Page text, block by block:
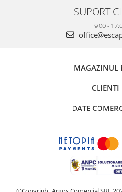
SUPORT
9:00 -
MAGAZINUL
CLIENTI
DATE